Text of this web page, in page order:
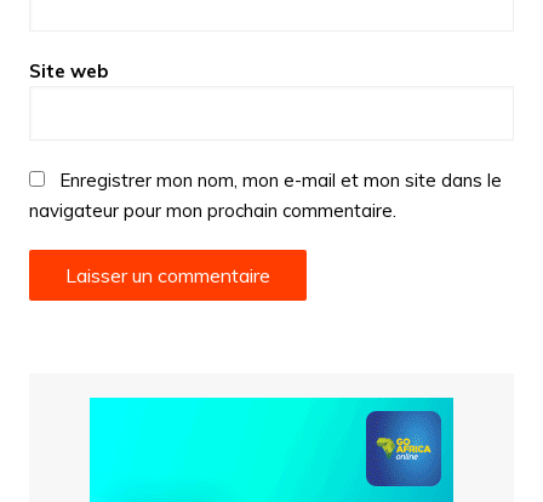
Site web
Enregistrer mon nom, mon e-mail et mon site dans le
navigateur pour mon prochain commentaire.